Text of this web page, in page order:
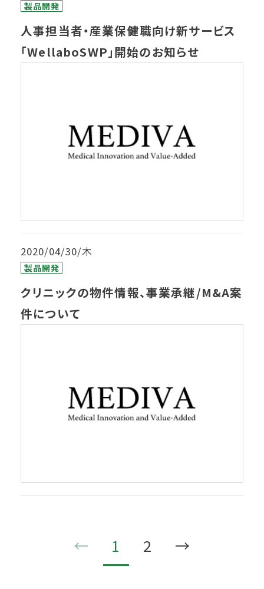
製品開発
人事担当者・産業保健職向け新サービス
「WellaboSWP」開始のお知らせ
2020/04/30/木
製品開発
クリニックの物件情報、事業承継/M&A案
件について
← 1 2 →